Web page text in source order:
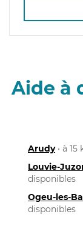
Aide à
Arudy• à 15
Louvie-
disponibles
Ogeu-les-
disponibles